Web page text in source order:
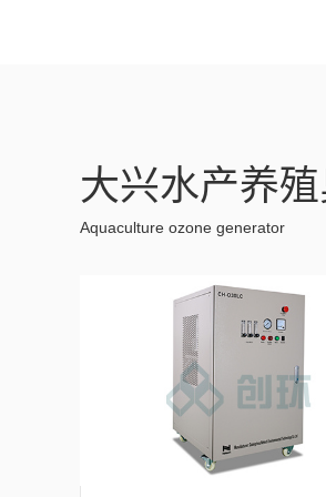
大兴水产养
Aquaculture ozone generator